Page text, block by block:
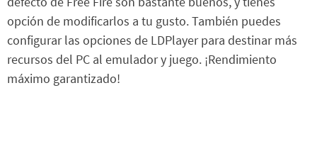
opción de modificarlos a tu gusto. También puedes
configurar las opciones de LDPlayer para destinar más
recursos del PC al emulador y juego. ¡Rendimiento
máximo garantizado!